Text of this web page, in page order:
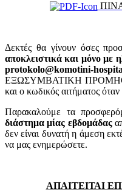
Δεκτές θα γίνουν όσες
αποκλειστικά και μόνο με
protokolo@komotini-
ΕΞΩΣΥΜΒΑΤΙΚΗ
και ο κωδικός αιτήματος
Παρακαλούμε τα
διάστημα μίας εβδομάδας
δεν είναι δυνατή η άμεση
να μας ενημερώσετε.
ΑΠΑΙΤΕΙΤΑΙ